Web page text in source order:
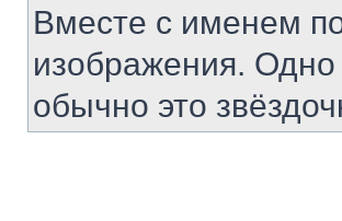
Вместе с именем
изображения.
обычно это